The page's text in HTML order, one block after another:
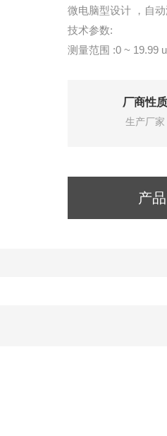
微电脑型设计 ，自
技术参数:
测量范围 :0 ~ 19.99
厂商性质
生产厂家
产